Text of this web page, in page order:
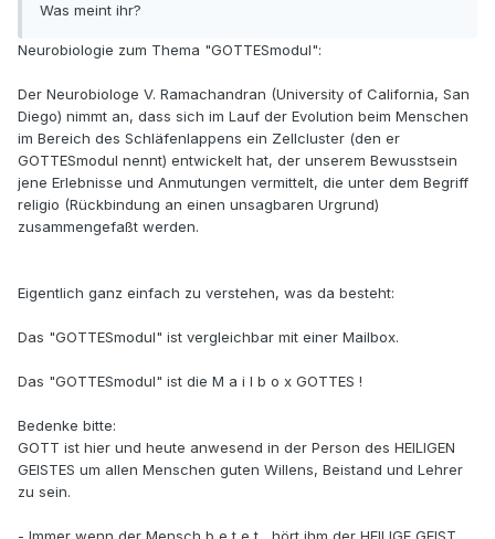
Was meint ihr?
Neurobiologie zum Thema "GOTTESmodul":
Der Neurobiologe V. Ramachandran (University of California, San
Diego) nimmt an, dass sich im Lauf der Evolution beim Menschen
im Bereich des Schläfenlappens ein Zellcluster (den er
GOTTESmodul nennt) entwickelt hat, der unserem Bewusstsein
jene Erlebnisse und Anmutungen vermittelt, die unter dem Begriff
religio (Rückbindung an einen unsagbaren Urgrund)
zusammengefaßt werden.
Eigentlich ganz einfach zu verstehen, was da besteht:
Das "GOTTESmodul" ist vergleichbar mit einer Mailbox.
Das "GOTTESmodul" ist die M a i l b o x GOTTES !
Bedenke bitte:
GOTT ist hier und heute anwesend in der Person des HEILIGEN
GEISTES um allen Menschen guten Willens, Beistand und Lehrer
zu sein.